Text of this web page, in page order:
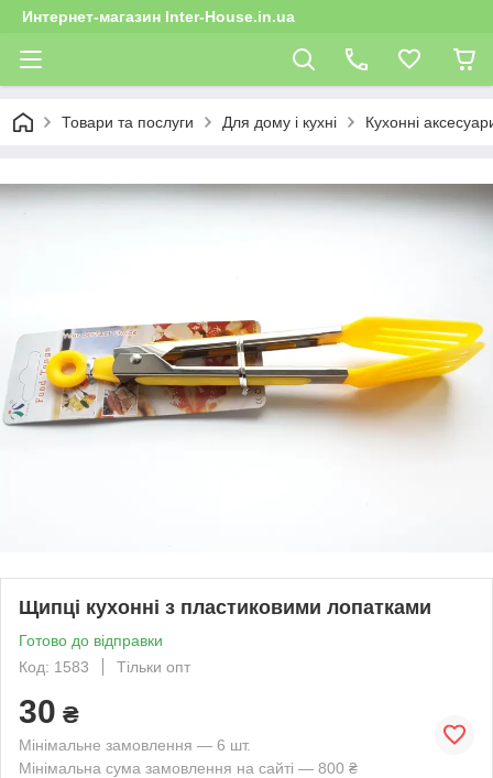
Интернет-магазин Inter-House.in.ua
Товари та послуги Для дому і кухні Кухонні
Щипці кухонні з пластиковими лопатками
Готово до відправки
Код: 1583
Тільки опт
30 ₴
Мінімальне замовлення — 6 шт.
Мінімальна сума замовлення на сайті — 800 ₴